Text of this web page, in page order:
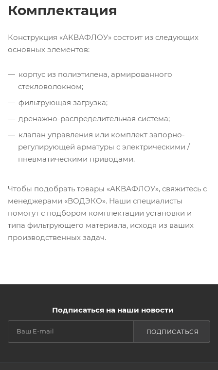
Комплектация
Конструкция «АКВАФЛОУ» состоит из следующих
основных элементов:
корпус из полиэтилена, армированного
стекловолокном;
фильтрующая загрузка;
дренажно-распределительная система;
клапан управления или комплект запорно-
регулирующей арматуры с электрическими /
пневматическими приводами.
Чтобы подобрать товары «АКВАФЛОУ», свяжитесь с
менеджерами «ВОДЭКО». Наши специалисты
помогут с подбором комплектации установки и
типа фильтрующего материала, исходя из ваших
производственных задач.
Подписаться на наши новости
ПОДПИСАТЬСЯ